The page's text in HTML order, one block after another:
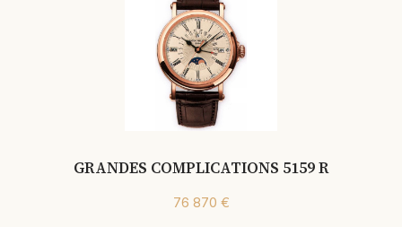
GRANDES COMPLICATIONS 5159 R
76 870 €